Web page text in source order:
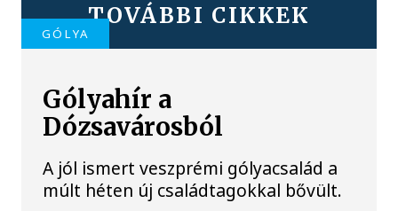
TOVÁBBI CIKKEK
GÓLYA
Gólyahír a
Dózsavárosból
A jól ismert veszprémi gólyacsalád a
múlt héten új családtagokkal bővült.